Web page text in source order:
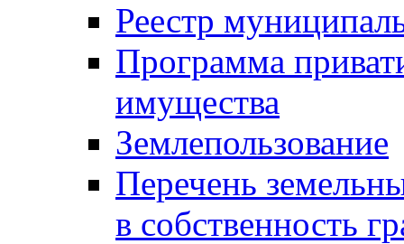
Реестр
Программа
имущества
Землепользование
Перечень
в собственность